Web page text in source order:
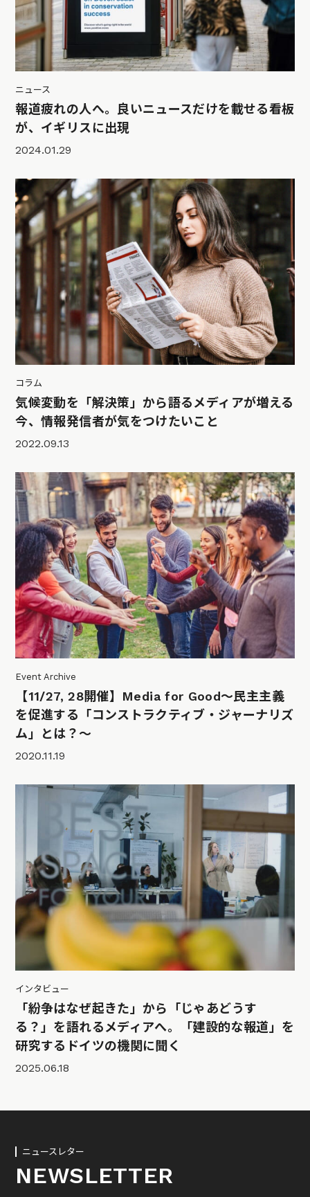
ニュース
報道疲れの人へ。良いニュースだけを載せる看板
が、イギリスに出現
2024.01.29
コラム
気候変動を「解決策」から語るメディアが増える
今、情報発信者が気をつけたいこと
2022.09.13
Event Archive
【11/27, 28開催】Media for Good～民主主義
を促進する「コンストラクティブ・ジャーナリズ
ム」とは？～
2020.11.19
インタビュー
「紛争はなぜ起きた」から「じゃあどうす
る？」を語れるメディアへ。「建設的な報道」を
研究するドイツの機関に聞く
2025.06.18
ニュースレター
NEWSLETTER